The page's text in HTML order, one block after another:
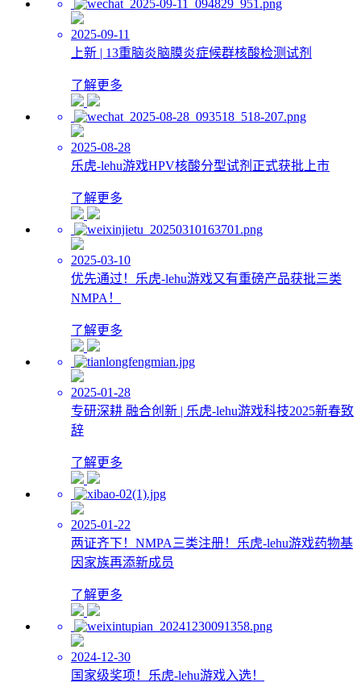
2025-09-11
上新 | 13重脑炎脑膜炎症候群核酸检测试剂
了解更多
2025-08-28
乐虎-lehu游戏HPV核酸分型试剂正式获批上市
了解更多
2025-03-10
优先通过！乐虎-lehu游戏又有重磅产品获批三类
NMPA！
了解更多
2025-01-28
专研深耕 融合创新 | 乐虎-lehu游戏科技2025新春致
辞
了解更多
2025-01-22
两证齐下！NMPA三类注册！乐虎-lehu游戏药物基
因家族再添新成员
了解更多
2024-12-30
国家级奖项！乐虎-lehu游戏入选！